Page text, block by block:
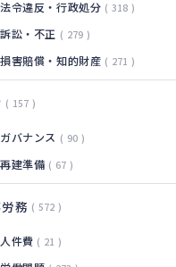
法令違反・行政処分 318
訴訟・不正 279
損害賠償・知的財産 271
157
ガバナンス 90
再建準備 67
務 572
人件費 21